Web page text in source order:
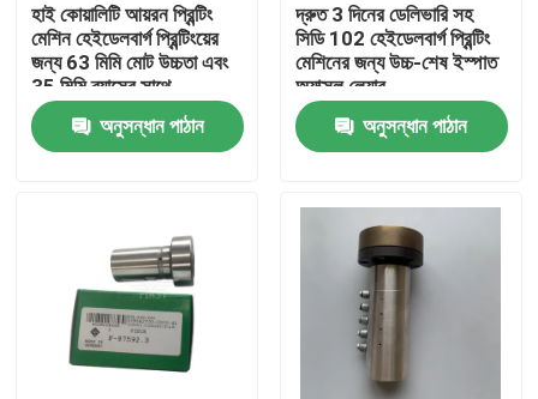
আমাদের সম্পর্কে
হাই কোয়ালিটি আয়রন প্রিন্টিং
মেশিন হেইডেলবার্গ প্রিন্টিংয়ের
জন্য 63 মিমি মোট উচ্চতা এবং
35 মিমি ব্যাসের সাথে
অনুসন্ধান পাঠান
দ্রুত 3 দিনের ডেলিভারি সহ
সিডি 102 হেইডেলবার্গ প্রিন্টিং
মেশিনের জন্য উচ্চ-শেষ ইস্পাত
অ্যাক্সল লেয়ার
অনুসন্ধান পাঠান